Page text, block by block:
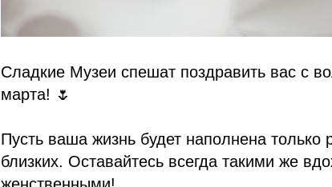
Сладкие Музеи спешат поздравить вас с
марта! 🌷
Пусть ваша жизнь будет наполнена
близких. Оставайтесь всегда такими же